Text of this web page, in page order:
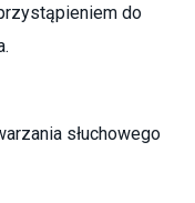
do
słuchowego